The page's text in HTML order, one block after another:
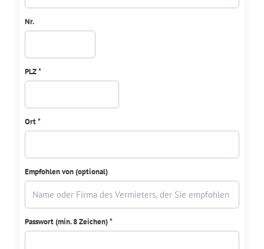
Nr.
PLZ *
Ort *
Empfohlen von (optional)
Passwort (min. 8 Zeichen) *